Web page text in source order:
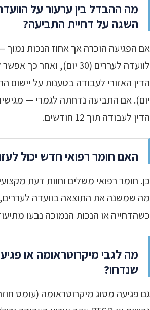
מה ההבדל בין ערעור על
השגה על דחיית התביעה?
אם הפגיעה הוכרה אך אחוז הנכות נמוך
לוועדה לעררים (30 יום), ואחר
יום). אם התביעה נדחתה לגמרי —
הדין לעבודה תוך 12 חודשים.
האם חומר רפואי חדש יכול
כן. חומר רפואי משלים וחוות דעת
מה שמשנה את התוצאה בוועדה
כשהדחייה או הנכות הנמוכה נבעו
מה לגבי מיקרוטראומה או
שנדחו?
גם פגיעה מסוג מיקרוטראומה (עומס